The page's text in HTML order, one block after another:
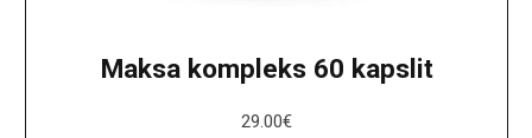
Maksa kompleks 60 kapslit
29.00€